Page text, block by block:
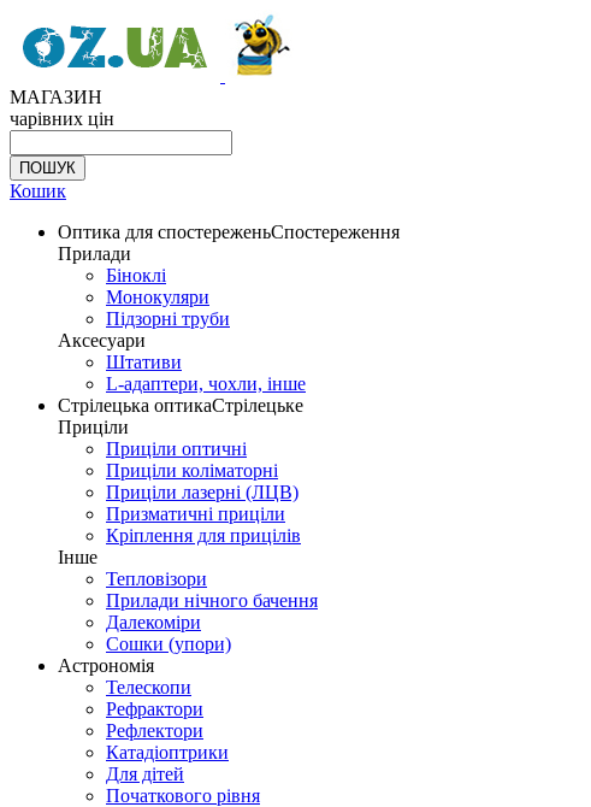
МАГАЗИН
чарівних цін
Кошик
Оптика для спостереженьСпостереження
Прилади
Біноклі
Монокуляри
Підзорні труби
Аксесуари
Штативи
L-адаптери, чохли, інше
Стрілецька оптикаСтрілецьке
Приціли
Приціли оптичні
Приціли коліматорні
Приціли лазерні (ЛЦВ)
Призматичні приціли
Кріплення для прицілів
Інше
Тепловізори
Прилади нічного бачення
Далекоміри
Сошки (упори)
Астрономія
Телескопи
Рефрактори
Рефлектори
Катадіоптрики
Для дітей
Початкового рівня